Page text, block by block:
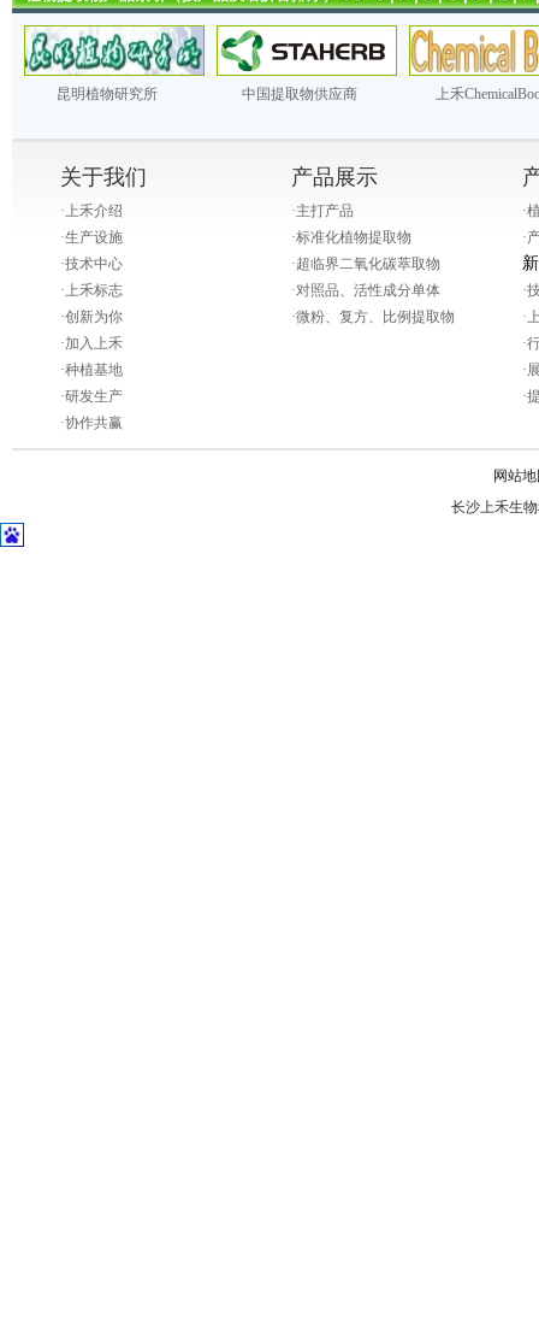
昆明植物研究所 中国提取物供应商 上禾
关于我们
·上禾介绍
·生产设施
·技术中心
·上禾标志
·创新为你
·加入上禾
·种植基地
·研发生产
·协作共赢
产品展示
·主打产品
·标准化植物提取物
·超临界二氧化碳萃取物
·对照品、活性成分单体
·微粉、复方、比例提取物
·
·
·
·
·
·
·
网站
长沙上禾生物